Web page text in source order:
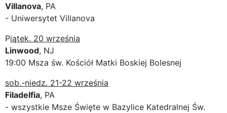
Villanova, PA
- Uniwersytet Villanova
Piątek. 20 września
Linwood, NJ
19:00 Msza św. Kościół Matki Boskiej Bolesnej
sob.-niedz. 21-22 września
Filadelfia, PA
- wszystkie Msze Święte w Bazylice Katedralnej Św.